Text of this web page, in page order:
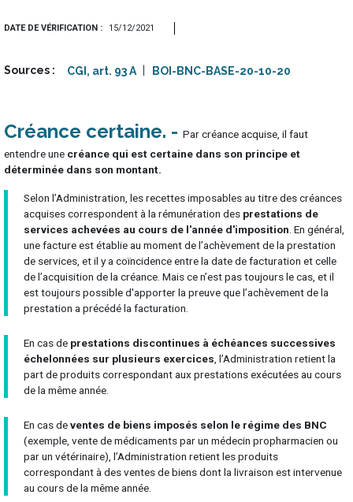
DATE DE VÉRIFICATION 15/12/2021
Sources CGI, art. 93 A BOI-BNC-BASE-20-10-20
Créance certaine
Par créance acquise, il faut
entendre une créance qui est certaine dans son principe et
déterminée dans son montant.
Selon l’Administration, les recettes imposables au titre des créances
acquises correspondent à la rémunération des prestations de
services achevées au cours de l'année d'imposition . En général,
une facture est établie au moment de l’achèvement de la prestation
de services, et il y a coïncidence entre la date de facturation et celle
de l’acquisition de la créance. Mais ce n’est pas toujours le cas, et il
est toujours possible d'apporter la preuve que l’achèvement de la
prestation a précédé la facturation.
En cas de prestations discontinues à échéances successives
échelonnées sur plusieurs exercices , l’Administration retient la
part de produits correspondant aux prestations exécutées au cours
de la même année.
En cas deventes de biens imposés selon le régime des BNC
(exemple, vente de médicaments par un médecin propharmacien ou
par un vétérinaire), l’Administration retient les produits
correspondant à des ventes de biens dont la livraison est intervenue
au cours de la même année.